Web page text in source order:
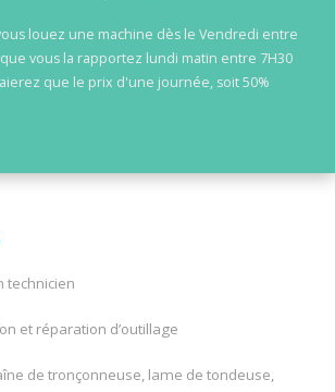
louez une machine dès le Vendredi entre
que vous la rapportez lundi matin entre 7H30
que le prix d'une journée, soit 50%
technicien
et réparation d’outillage
de tronçonneuse, lame de tondeuse,